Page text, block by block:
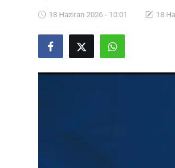
18 Haziran 2026 - 10:01 18